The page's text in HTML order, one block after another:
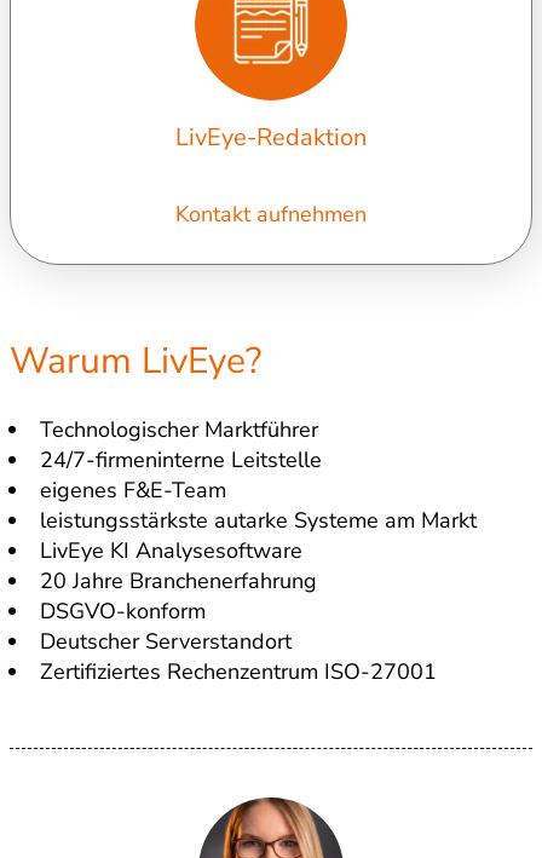
LivEye-Redaktion
Kontakt aufnehmen
Warum LivEye?
Technologischer Marktführer
24/7-firmeninterne Leitstelle
eigenes F&E-Team
leistungsstärkste autarke Systeme am Markt
LivEye KI Analysesoftware
20 Jahre Branchenerfahrung
DSGVO-konform
Deutscher Serverstandort
Zertifiziertes Rechenzentrum ISO-27001